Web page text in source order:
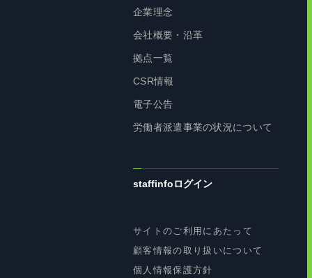
企業理念
会社概要・沿革
拠点一覧
CSR情報
電子公告
労働者派遣事業の状況について
staffinfoログイン
サイトのご利用にあたって
顧客情報の取り扱いについて
個人情報保護方針